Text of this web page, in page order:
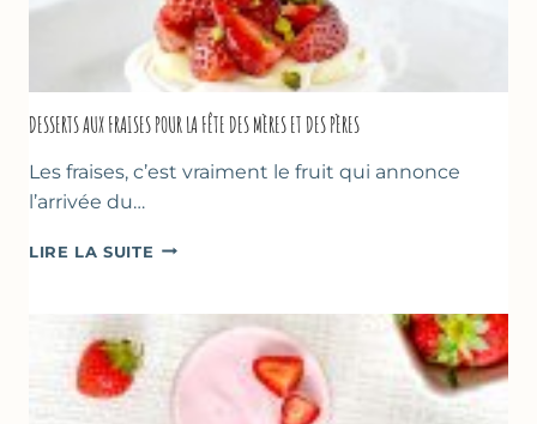
DESSERTS AUX FRAISES POUR LA FÊTE DES MÈRES ET DES PÈRES
Les fraises, c’est vraiment le fruit qui annonce
l’arrivée du…
LIRE LA SUITE DESSERTS
POUR
FÊTE
DES